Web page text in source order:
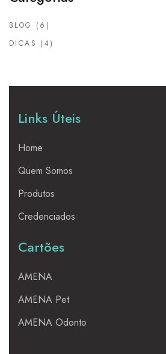
BLOG
(6)
DICAS (4)
Links Úteis
Home
Quem Somos
Produtos
Credenciados
Cartões
AMENA
AMENA Pet
AMENA Odonto